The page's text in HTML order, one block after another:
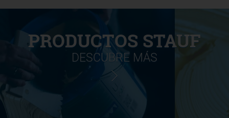
PRODUCTOS STAUF
DESCUBRE MÁS